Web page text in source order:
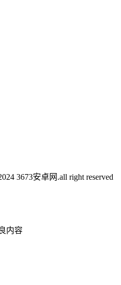
3673安卓网.all right reserved
内容